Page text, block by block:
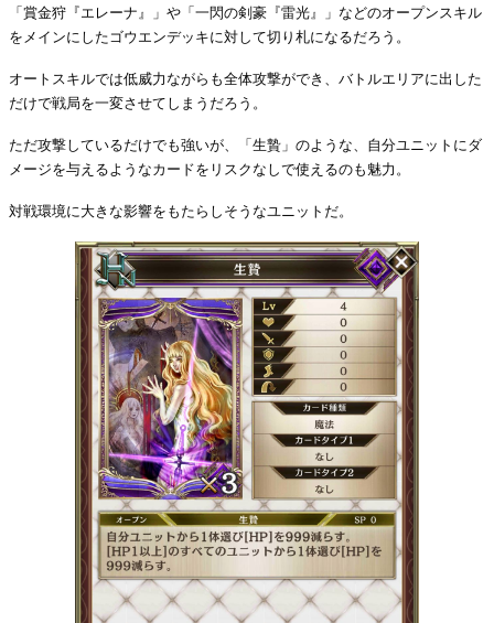
「賞金狩『エレーナ』」や「一閃の剣豪『雷光』」などのオープンスキル
をメインにしたゴウエンデッキに対して切り札になるだろう。
オートスキルでは低威力ながらも全体攻撃ができ、バトルエリアに出した
だけで戦局を一変させてしまうだろう。
ただ攻撃しているだけでも強いが、「生贄」のような、自分ユニットにダ
メージを与えるようなカードをリスクなしで使えるのも魅力。
対戦環境に大きな影響をもたらしそうなユニットだ。